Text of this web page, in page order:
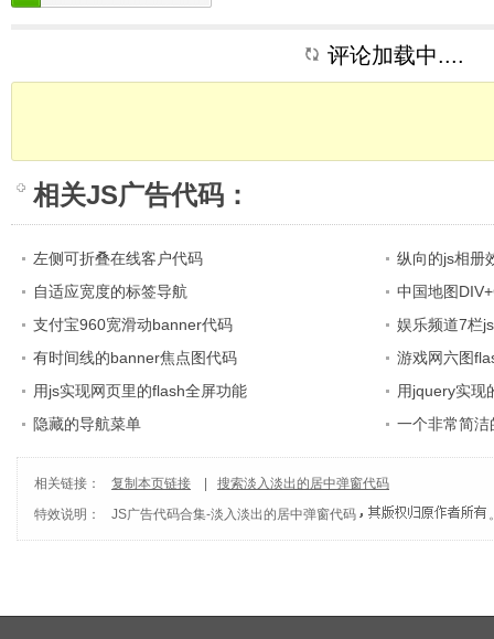
评论加载中....
相关JS广告代码 ：
左侧可折叠在线客户代码
纵向的js相册
自适应宽度的标签导航
中国地图
支付宝960宽滑动banner代码
娱乐频道7栏
有时间线的banner焦点图代码
游戏网六图
用js实现网页里的flash全屏功能
用jquery实现
隐藏的导航菜单
一个非常简
相关链接： 复制本页链接
搜索淡入淡出的居中弹窗代码
特效说明：
JS广告代码合集-淡入淡出的居中弹窗代码